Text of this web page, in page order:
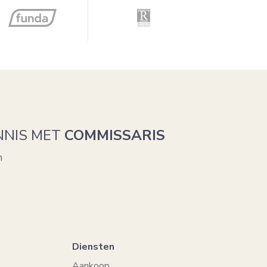
MET COMMISSARIS
Diensten